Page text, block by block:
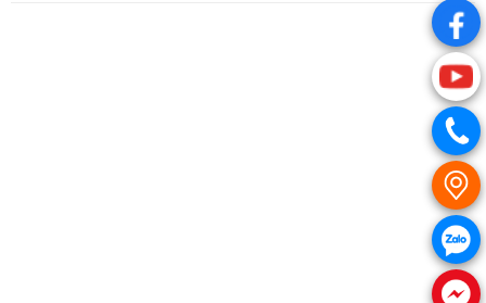
.
.
.
.
.
.